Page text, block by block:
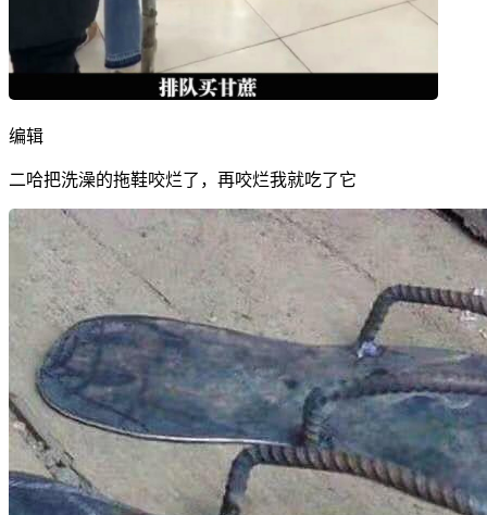
编辑
二哈把洗澡的拖鞋咬烂了，再咬烂我就吃了它